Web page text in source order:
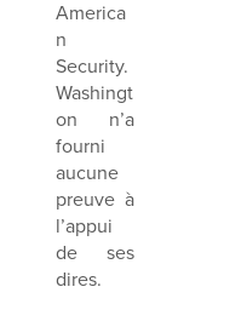
America
n
Security.
Washingt
on n’a
fourni
aucune
preuve à
l’appui
de ses
dires.